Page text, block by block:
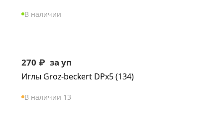
В наличии
270 ₽ за уп
Иглы Groz-beckert DPx5 (134)
В наличии 13